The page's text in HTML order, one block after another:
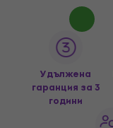
Удължена
гаранция за 3
години